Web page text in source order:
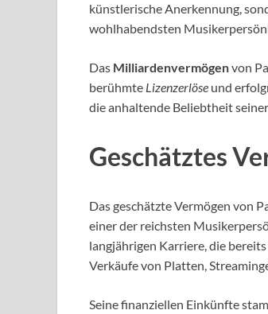
künstlerische Anerkennung,
wohlhabendsten
Das Milliardenvermögenvon
berühmte Lizenzerlöse und
die anhaltende Beliebtheit
Geschätztes
Das geschätzte Vermögen von
einer der reichsten
langjährigen Karriere, die
Verkäufe von Platten,
Seine finanziellen Einkünfte